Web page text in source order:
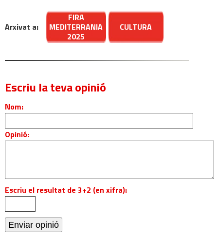
Arxivat a:
FIRA
MEDITERRANIA
2025
CULTURA
Escriu la teva opinió
Nom:
Opinió:
Escriu el resultat de 3+2 (en xifra):